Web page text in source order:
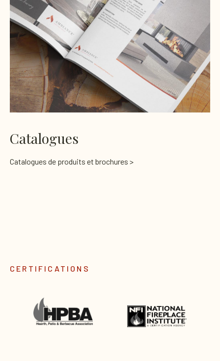
Catalogues
Catalogues de produits et brochures >
CERTIFICATIONS